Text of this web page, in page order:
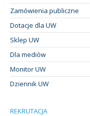
Zamówienia publiczne
Dotacje dla UW
Sklep UW
Dla mediów
Monitor UW
Dziennik UW
REKRUTACJA